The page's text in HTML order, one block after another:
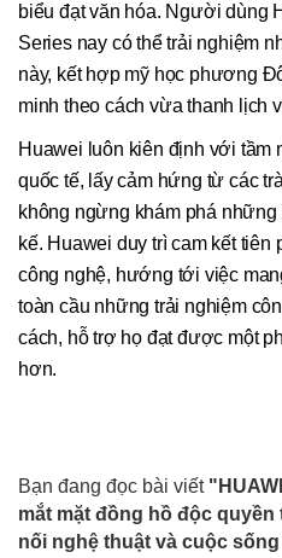
biểu đạt văn hóa. Người dùng
Series nay có thể trải nghiệm
này, kết hợp mỹ học phương
minh theo cách vừa thanh lịch
Huawei luôn kiên định với tầm
quốc tế, lấy cảm hứng từ các
không ngừng khám phá
kế. Huawei duy trì cam kết
công nghệ, hướng tới việc
toàn cầu những trải nghiệm
cách, hỗ trợ họ đạt được một
hơn.
Bạn đang đọc bài viết
mắt mặt đồng hồ độc quyền
nối nghệ thuật và cuộc